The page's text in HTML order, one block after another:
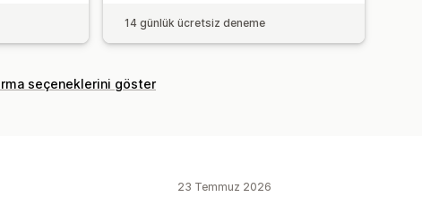
14 günlük ücretsiz deneme
seçeneklerini göster
23 Temmuz 2026